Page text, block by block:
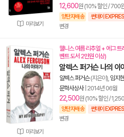
미리보기
12,600원 (10% 할인 / 700
양탄자배송 썬데이
변경
미리보기
웰니스 여름 리추얼 + 에그 트
벤트 도서 2만원 이상)
알렉스 퍼거슨 나의 이
알렉스 퍼거슨(지은이), 임지현
문학사상사| 2014년 06월
22,500원 (10% 할인 /
양탄자배송 썬데이
변경